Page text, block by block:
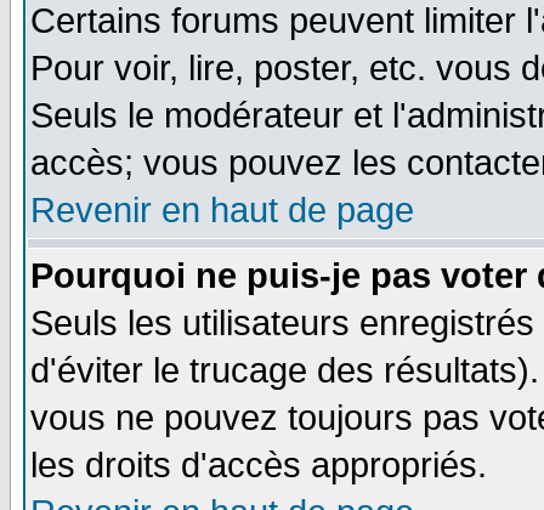
Certains forums peuvent limiter
Pour voir, lire, poster, etc. vous
Seuls le modérateur et
accès; vous pouvez les
Revenir en haut de page
Pourquoi ne puis-je pas voter
Seuls les utilisateurs
d'éviter le trucage des
vous ne pouvez toujours pas
les droits d'accès appropriés.